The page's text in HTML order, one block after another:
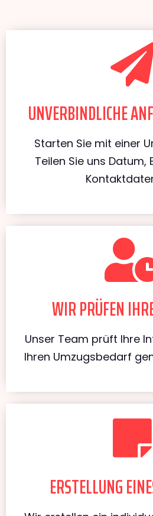
UNVERBINDLICHE
Starten Sie mit einer
Teilen Sie uns Datum,
WIR PRÜFEN
Unser Team prüft Ihre
Ihren Umzugsbedarf
ERSTELLUNG